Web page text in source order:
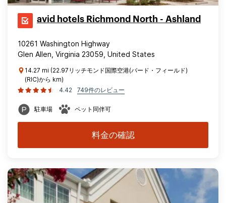
avid hotels Richmond North - Ashland
10261 Washington Highway
Glen Allen, Virginia 23059, United States
14.27 mi (22.97リッチモンド国際空港(バード・フィールド)
(RIC)から km)
4.42
749件のレビュー
駐車場 ペット同伴可
料金の確認